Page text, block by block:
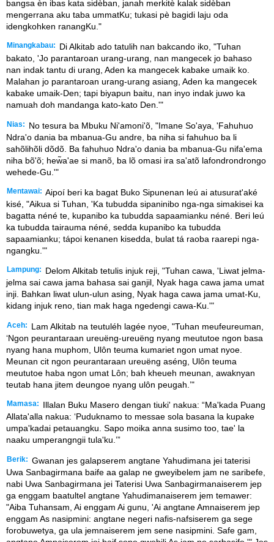
bangsa èn ibas kata sidèban, janah merkitè kalak sidèban
mengerrana aku taba ummatKu; tukasi pè bagidi laju oda
idengkohken ranangKu."
Minangkabau:
Di Alkitab ado tatulih nan bakcando iko, "Tuhan
bakato, 'Jo parantaroan urang-urang, nan mangecek jo bahaso
nan indak tantu di urang, Aden ka mangecek kabake umaik ko.
Malahan jo parantaroan urang-urang asiang, Aden ka mangecek
kabake umaik-Den; tapi biyapun baitu, nan inyo indak juwo ka
namuah doh mandanga kato-kato Den.'"
Nias:
No tesura ba Mbuku Ni'amoni'õ, "Imane So'aya, 'Fahuhuo
Ndra'o dania ba mbanua-Gu andre, ba niha si fahuhuo ba li
sahõlihõli dõdõ. Ba fahuhuo Ndra'o dania ba mbanua-Gu nifa'ema
niha bõ'õ; hew̃a'ae si manõ, ba lõ omasi ira sa'atõ lafondrondrongo
wehede-Gu.'"
Mentawai: Aipoí beri ka bagat Buko Sipunenan leú ai atusurat'aké
kisé, "Aikua si Tuhan, 'Ka tubudda sipaninibo nga-nga simakisei ka
bagatta néné te, kupanibo ka tubudda sapaamianku néné. Beri leú
ka tubudda tairauma néné, sedda kupanibo ka tubudda
sapaamianku; tápoi kenanen kisedda, bulat tá raoba raarepi nga-
ngangku.'"
Lampung:
Delom Alkitab tetulis injuk reji, "Tuhan cawa, 'Liwat jelma-
jelma sai cawa jama bahasa sai ganjil, Nyak haga cawa jama umat
inji. Bahkan liwat ulun-ulun asing, Nyak haga cawa jama umat-Ku,
kidang injuk reno, tian mak haga ngedengi cawa-Ku.'"
Aceh:
Lam Alkitab na teutuléh lagée nyoe, "Tuhan meufeureuman,
‘Ngon peurantaraan ureuëng-ureuëng nyang meututoe ngon basa
nyang hana muphom, Ulôn teuma kumariet ngon umat nyoe.
Meunan cit ngon peurantaraan ureuëng aséng, Ulôn teuma
meututoe haba ngon umat Lôn; bah kheueh meunan, awaknyan
teutab hana jitem deungoe nyang ulôn peugah.’"
Mamasa:
Illalan Buku Masero dengan tiuki' nakua: “Ma'kada Puang
Allata'alla nakua: ‘Puduknamo to messae sola basana la kupake
umpa'kadai petauangku. Sapo moika anna susimo too, tae' la
naaku umperangngii tula'ku.’”
Berik: Gwanan jes galapserem angtane Yahudimana jei taterisi
Uwa Sanbagirmana baife aa galap ne gweyibelem jam ne saribefe,
nabi Uwa Sanbagirmana jei Taterisi Uwa Sanbagirmanaiserem jep
ga enggam baatultel angtane Yahudimanaiserem jem temawer:
"Aiba Tuhansam, Ai enggam Ai gunu, 'Ai angtane Amnaiserem jep
enggam As nasipmini: angtane negeri nafis-nafsiserem ga sege
forobuwetya, ga ula jemnaiserem jem sene nasipmini. Safe gam,